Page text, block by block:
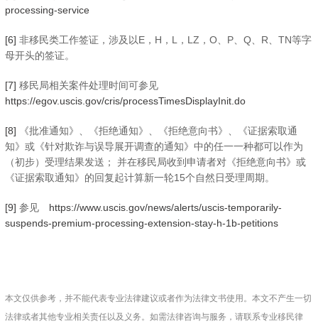
processing-service
[6] 非移民类工作签证，涉及以E，H，L，LZ，O、P、Q、R、TN等字
母开头的签证。
[7] 移民局相关案件处理时间可参见
https://egov.uscis.gov/cris/processTimesDisplayInit.do
[8] 《批准通知》、《拒绝通知》、《拒绝意向书》、《证据索取通
知》或《针对欺诈与误导展开调查的通知》中的任一一种都可以作为
（初步）受理结果发送； 并在移民局收到申请者对《拒绝意向书》或
《证据索取通知》的回复起计算新一轮15个自然日受理周期。
[9] 参见 https://www.uscis.gov/news/alerts/uscis-temporarily-
suspends-premium-processing-extension-stay-h-1b-petitions
本文仅供参考，并不能代表专业法律建议或者作为法律文书使用。本文不产生一切
法律或者其他专业相关责任以及义务。如需法律咨询与服务，请联系专业移民律